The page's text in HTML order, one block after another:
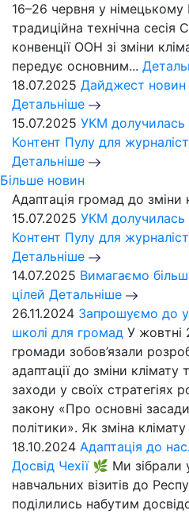
16–26 червня у німецькому
традиційна технічна сесія
конвенції ООН зі зміни
передує основним...
18.07.2025 Дайджест
Детальніше
15.07.2025 УКМ долучилась
Контент Пулу для
Детальніше
Більше новин
Адаптація громад до зміни
15.07.2025 УКМ долучилась
Контент Пулу для
Детальніше
14.07.2025 Вимагаємо
цілей Детальніше
26.11.2024 Запрошуємо до
школі для громад У жовтні
громади зобов’язали
адаптації до зміни клімату
заходи у своїх стратегіях
закону «Про основні
політики». Як зміна
18.10.2024 Адаптація до
Досвід Чехії 🌿 Ми зібрали
навчальних візитів до
поділились набутим